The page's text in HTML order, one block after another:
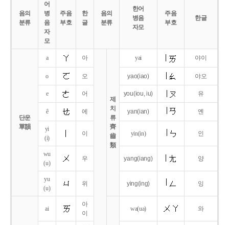
음의
분류
어
병
음
자
모
주음
부호
한
글
음의
분류
한어
병음
자모
주음
부호
한글
단운
單韻
a 아
제
치
류
齊
齒
類
yai 야이
o 오 yao(iao) 야오
e 어 you(iou,iu) 유
ê 에 yan(ian) 옌
yi
(i)
이 yin(in) 인
wu
(u)
우 yang(iang) 양
yu
(u)
위 ying(ing) 잉
ai
아
이
wa(ua) 와